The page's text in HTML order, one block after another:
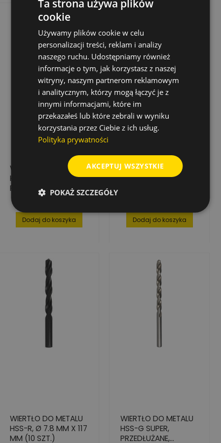
WIERTŁO DO METALU
HSS-G SUPER,
PRZEDŁUŻANE, 5,5 MM
(10 SZT.)
Dodaj do koszyka
WIERTŁO DO METALU
HSS-R, WALCOWANE,
Dodaj do koszyka
WIERTŁO DO METALU
HSS-R, Ø 7.8 MM X 117
MM (10 SZT.)
WIERTŁO DO METALU
HSS-G SUPER,
PRZEDŁUŻANE,
Ta strona używa plików
cookie
Używamy plików cookie w celu
personalizacji treści, reklam i analizy
naszego ruchu. Udostępniamy również
informacje o tym, jak korzystasz z naszej
witryny, naszym partnerom reklamowym
i analitycznym, którzy mogą łączyć je z
innymi informacjami, które im
przekazałeś lub które zebrali w wyniku
korzystania przez Ciebie z ich usług.
Polityka prywatności
AKCEPTUJ WSZYSTKIE
POKAŻ SZCZEGÓŁY